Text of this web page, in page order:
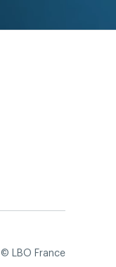
© LBO France